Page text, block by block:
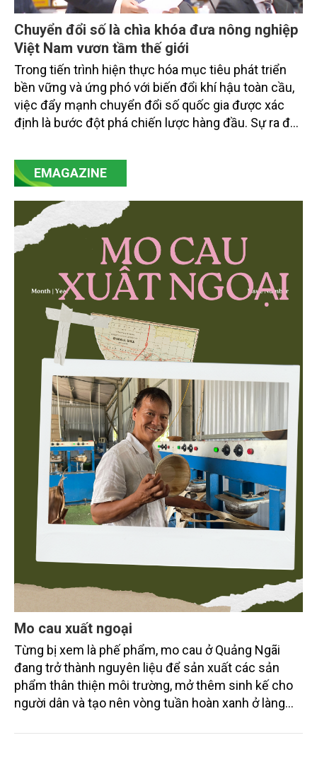
Chuyển đổi số là chìa khóa đưa nông nghiệp
Việt Nam vươn tầm thế giới
Trong tiến trình hiện thực hóa mục tiêu phát triển
bền vững và ứng phó với biến đổi khí hậu toàn cầu,
việc đẩy mạnh chuyển đổi số quốc gia được xác
định là bước đột phá chiến lược hàng đầu. Sự ra đời
mạnh mẽ, thúc đẩy quá trình cải cách toàn diện,
minh bạch hóa chuỗi cung ứng và nâng cao hiệu
then chốt là nông nghiệp và môi trường.
EMAGAZINE
Mo cau xuất ngoại
Từng bị xem là phế phẩm, mo cau ở Quảng Ngãi
đang trở thành nguyên liệu để sản xuất các sản
phẩm thân thiện môi trường, mở thêm sinh kế cho
người dân và tạo nên vòng tuần hoàn xanh ở làng
chén, dĩa... từ mo cau đã được thị trường trong nước